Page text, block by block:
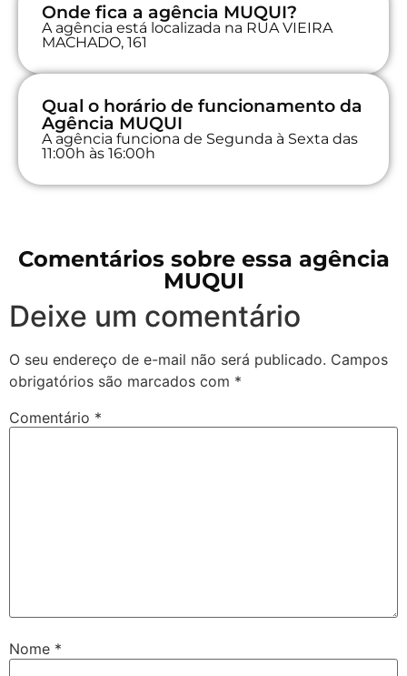
Onde fica a agência MUQUI?
A agência está localizada na RUA VIEIRA
MACHADO, 161
Qual o horário de funcionamento da
Agência MUQUI
A agência funciona de Segunda à Sexta das
11:00h às 16:00h
Comentários sobre essa agência
MUQUI
Deixe um comentário
O seu endereço de e-mail não será publicado. Campos
obrigatórios são marcados com *
Comentário *
Nome *